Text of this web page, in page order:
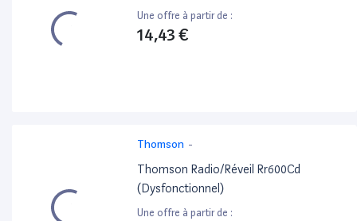
Une offre à partir de :
14,43 €
Thomson -
Thomson Radio/Réveil Rr600Cd
(Dysfonctionnel)
Une offre à partir de :